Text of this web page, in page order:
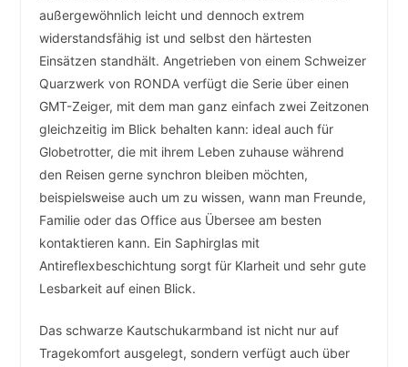
außergewöhnlich leicht und dennoch extrem
widerstandsfähig ist und selbst den härtesten
Einsätzen standhält. Angetrieben von einem Schweizer
Quarzwerk von RONDA verfügt die Serie über einen
GMT-Zeiger, mit dem man ganz einfach zwei Zeitzonen
gleichzeitig im Blick behalten kann: ideal auch für
Globetrotter, die mit ihrem Leben zuhause während
den Reisen gerne synchron bleiben möchten,
beispielsweise auch um zu wissen, wann man Freunde,
Familie oder das Office aus Übersee am besten
kontaktieren kann. Ein Saphirglas mit
Antireflexbeschichtung sorgt für Klarheit und sehr gute
Lesbarkeit auf einen Blick.
Das schwarze Kautschukarmband ist nicht nur auf
Tragekomfort ausgelegt, sondern verfügt auch über